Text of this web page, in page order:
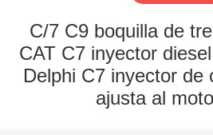
FÁBRICA
CONTROL
C/7 C9 boquilla de
CAT C7 inyector
Delphi C7 inyector de
ajusta al